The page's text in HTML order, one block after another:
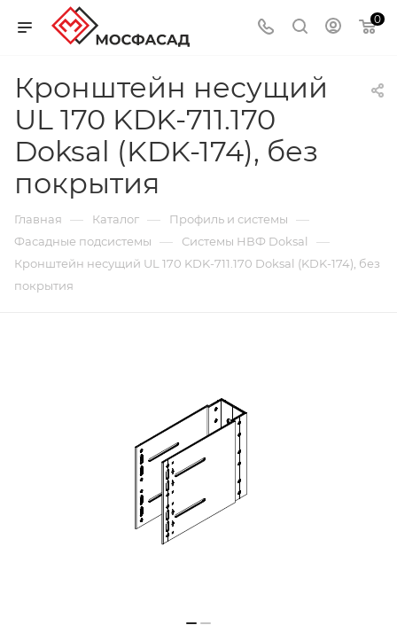
0
Кронштейн несущий
UL 170 KDK-711.170
Doksal (KDK-174), без
покрытия
Главная — Каталог — Профиль и системы —
Фасадные подсистемы — Системы НВФ Doksal —
Кронштейн несущий UL 170 KDK-711.170 Doksal (KDK-174), без
покрытия